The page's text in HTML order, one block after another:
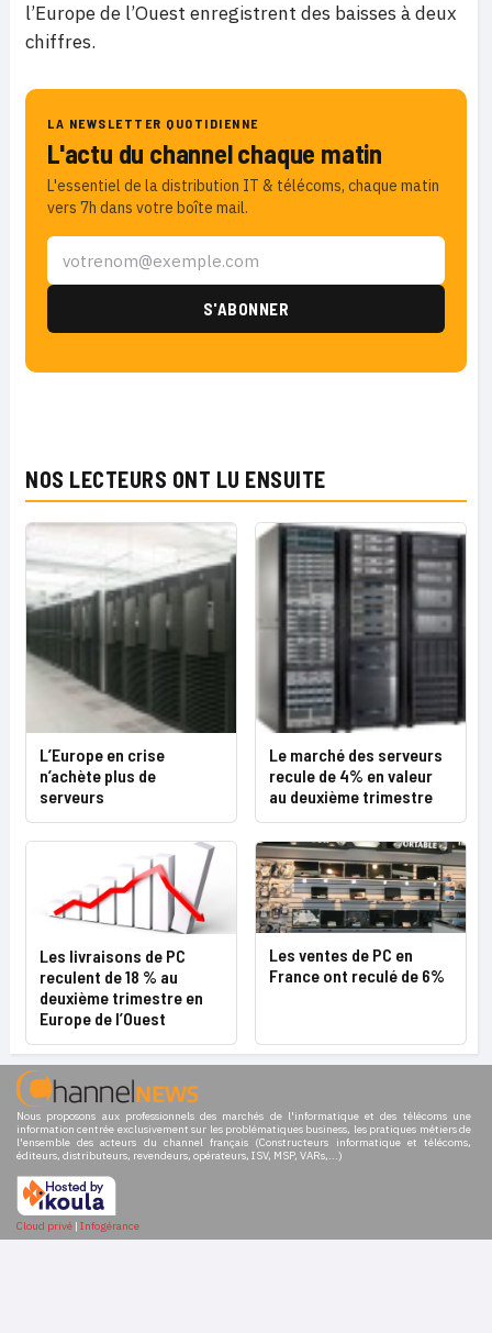
l’Europe de l’Ouest enregistrent des baisses à deux
chiffres.
LA NEWSLETTER QUOTIDIENNE
L'actu du channel chaque matin
L'essentiel de la distribution IT & télécoms, chaque matin
vers 7h dans votre boîte mail.
NOS LECTEURS ONT LU ENSUITE
L’Europe en crise
n’achète plus de
serveurs
Le marché des serveurs
recule de 4% en valeur
au deuxième trimestre
Les livraisons de PC
reculent de 18 % au
deuxième trimestre en
Europe de l’Ouest
Les ventes de PC en
France ont reculé de 6%
Nous proposons aux professionnels des marchés de l'informatique et des télécoms une
information centrée exclusivement sur les problématiques business, les pratiques métiers de
l'ensemble des acteurs du channel français (Constructeurs informatique et télécoms,
éditeurs, distributeurs, revendeurs, opérateurs, ISV, MSP, VARs,...)
Cloud privé | Infogérance